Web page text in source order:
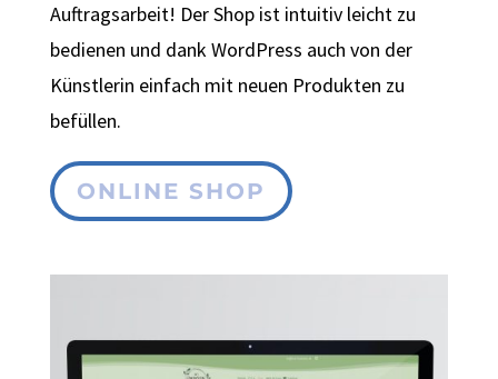
Auftragsarbeit! Der Shop ist intuitiv leicht zu
bedienen und dank WordPress auch von der
Künstlerin einfach mit neuen Produkten zu
befüllen.
ONLINE SHOP